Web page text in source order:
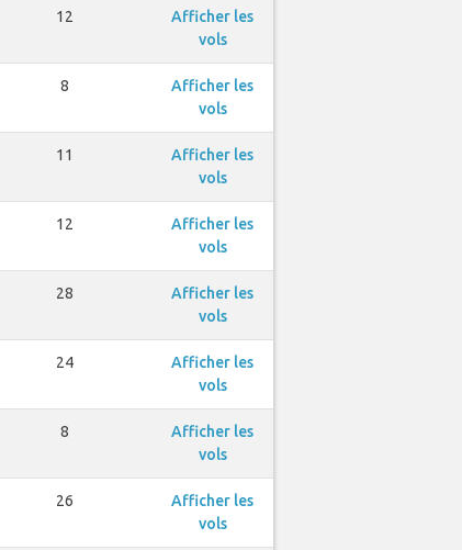
12
Afficher les
vols
8
Afficher les
vols
11
Afficher les
vols
12
Afficher les
vols
28
Afficher les
vols
24
Afficher les
vols
8
Afficher les
vols
26
Afficher les
vols